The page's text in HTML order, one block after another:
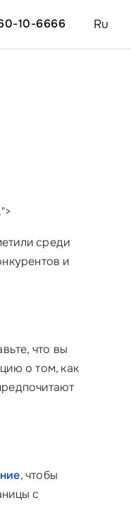
Ru
10-6666
среди
и
что вы
о том, как
, чтобы
с